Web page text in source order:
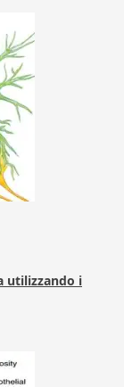
utilizzando i